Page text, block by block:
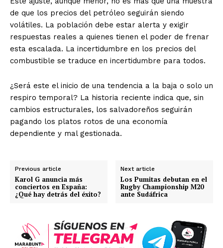
de que los precios del petróleo seguirán siendo
volátiles. La población debe estar alerta y exigir
respuestas reales a quienes tienen el poder de frenar
esta escalada. La incertidumbre en los precios del
combustible se traduce en incertidumbre para todos.
¿Será este el inicio de una tendencia a la baja o solo un
respiro temporal? La historia reciente indica que, sin
cambios estructurales, los salvadoreños seguirán
pagando los platos rotos de una economía
dependiente y mal gestionada.
Previous article
Karol G anuncia más
conciertos en España:
¿Qué hay detrás del éxito?
Next article
Los Pumitas debutan en el
Rugby Championship M20
ante Sudáfrica